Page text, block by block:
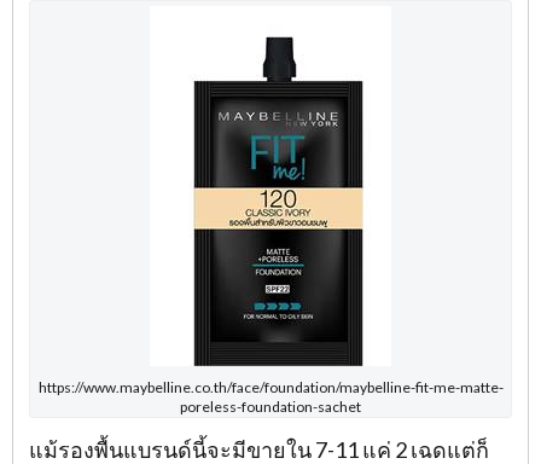
https://www.maybelline.co.th/face/foundation/maybelline-fit-me-matte-
poreless-foundation-sachet
แม้รองพื้นแบรนด์นี้จะมีขายใน 7-11 แค่ 2 เฉดแต่ก็